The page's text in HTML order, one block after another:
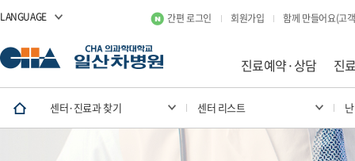
LANGUAGE 간편 로그인 회원가입 함께 만들어요(고
진료예약·상담 진
센터·진료과 찾기 센터 리스트